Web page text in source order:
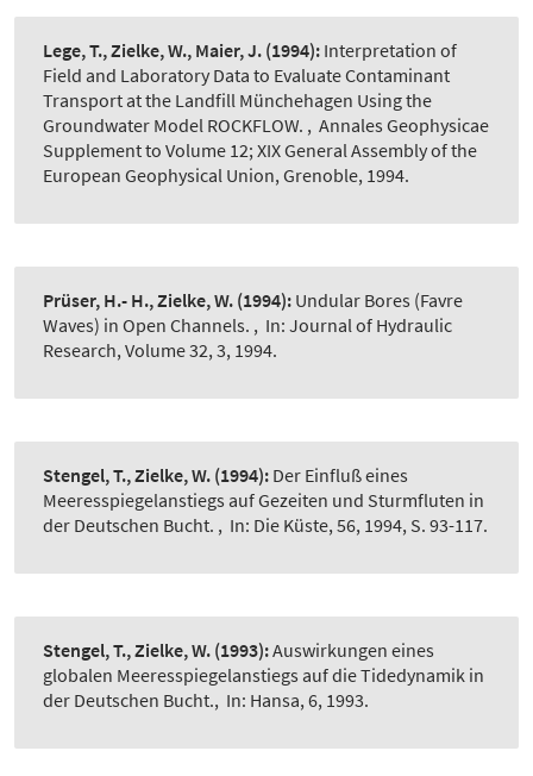
Lege, T., Zielke, W., Maier, J. (1994): Interpretation of
Field and Laboratory Data to Evaluate Contaminant
Transport at the Landfill Münchehagen Using the
Groundwater Model ROCKFLOW. , Annales Geophysicae
Supplement to Volume 12; XIX General Assembly of the
European Geophysical Union, Grenoble, 1994.
Prüser, H.- H., Zielke, W. (1994): Undular Bores (Favre
Waves) in Open Channels. , In: Journal of Hydraulic
Research, Volume 32, 3, 1994.
Stengel, T., Zielke, W. (1994): Der Einfluß eines
Meeresspiegelanstiegs auf Gezeiten und Sturmfluten in
der Deutschen Bucht. , In: Die Küste, 56, 1994, S. 93-117.
Stengel, T., Zielke, W. (1993):Auswirkungen eines
globalen Meeresspiegelanstiegs auf die Tidedynamik in
der Deutschen Bucht., In: Hansa, 6, 1993.